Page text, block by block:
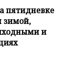
пятидневке
зимой,
и